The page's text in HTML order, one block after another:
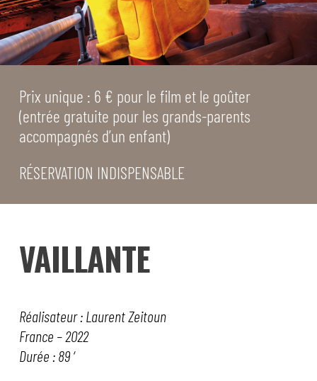
Prix unique : 6 € pour le film et le goûter
(entrée gratuite pour les grands-parents
accompagnés d’un enfant)
RÉSERVATION INDISPENSABLE
VAILLANTE
Réalisateur : Laurent Zeitoun
France – 2022
Durée : 89 ‘